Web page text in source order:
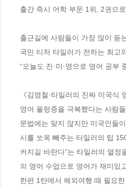
출간 즉시 어학 부문 1위, 2권으
출근길에 사람들이 가장 많이 듣
국민 티처 타일러가 전하는 최고
“오늘도 진·미·영으로 영어 공부
《김영철·타일러의 진짜 미국
영어 울렁증을 극복했다는 사람
문법에는 맞지 않지만 미국인들
시를 쏘옥 빼주는 타일러의 팁
커지길 바란다”는 타일러의 열정
의 영어 수업으로 영어가 재미있
한편 1탄에서 해외여행 때 필요